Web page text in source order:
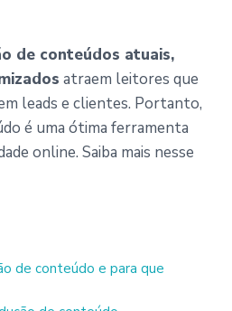
de conteúdos atuais,
atraem leitores que
leads e clientes. Portanto,
é uma ótima ferramenta
online. Saiba mais nesse
de conteúdo e para que